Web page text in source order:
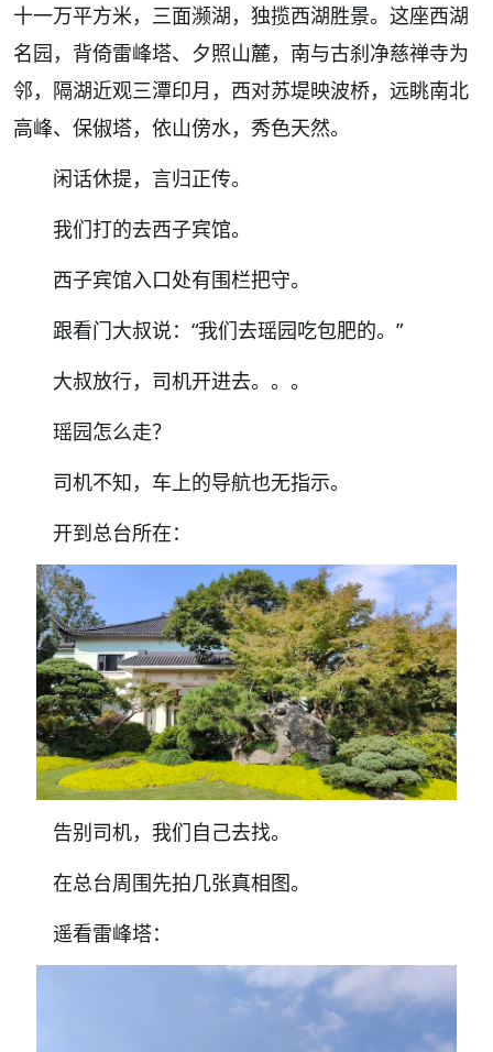
十一万平方米，三面濒湖，独揽西湖胜景。这座西湖
名园，背倚雷峰塔、夕照山麓，南与古刹净慈禅寺为
邻，隔湖近观三潭印月 ，西对苏堤映波桥，远眺南北
高峰、 保俶塔，依山傍水，秀色天然。
闲话休提，言归正传。
我们打的去西子宾馆。
西子宾馆入口处有围栏把守。
跟看门大叔说： “我们去瑶园吃包肥的。”
大叔放行，司机开进去。。。
瑶园怎么走？
司机不知，车上的导航也无指示。
开到总台所在：
告别司机，我们自己去找。
在总台周围先拍几张真相图。
遥看雷峰塔：